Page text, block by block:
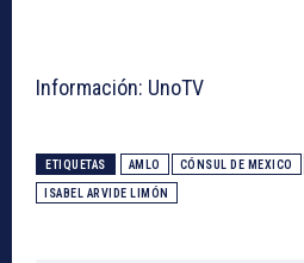
Información: UnoTV
ETIQUETAS AMLO CÓNSUL DE MEXICO
ISABEL ARVIDE LIMÓN